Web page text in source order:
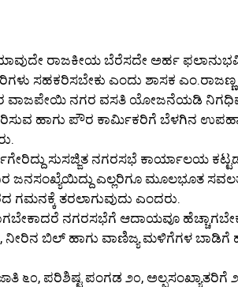
ರಾಜಕೀಯ ಬೆರೆಸದೇ ಅರ್ಹ
ಸಹಕರಿಸಬೇಕು ಎಂದು ಶಾಸಕ
ವಾಜಪೇಯಿ ನಗರ ವಸತಿ ಯೋಜನೆಯಡಿ
ಹಾಗು ಪೌರ ಕಾರ್ಮಿಕರಿಗೆ ಬೆಳಗಿನ
ಸುಸಜ್ಜಿತ ನಗರಸಭೆ ಕಾರ್ಯಾಲಯ
ಎಲ್ಲರಿಗೂ ಮೂಲಭೂತ
ಗಮನಕ್ಕೆ ತರಲಾಗುವುದು ಎಂದರು.
ನಗರಸಭೆಗೆ ಆದಾಯವೂ ಹೆಚ್ಚಾಗಬೇಕು
ನೀರಿನ ಬಿಲ್ ಹಾಗು ವಾಣಿಜ್ಯ ಮಳಿಗೆಗಳ ಬಾಡಿಗೆ
ಪರಿಶಿಷ್ಟ ಪಂಗಡ ೨೦, ಅಲ್ಪಸಂಖ್ಯಾತರಿಗೆ